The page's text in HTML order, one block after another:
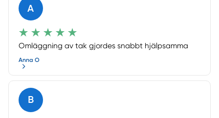
A
Omläggning av tak gjordes snabbt hjälpsamma
Anna O
B